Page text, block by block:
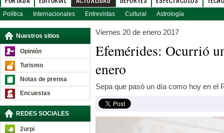
Política Internacionales Entrevistas Cultural Astrología
Nuestros sitios
Opinión
Turismo
Notas de prensa
Encuestas
REDES SOCIALES
2urpi
Viernes 20 de enero 2017
Efemérides: Ocurrió
enero
Sepa que pasó un día como hoy en el